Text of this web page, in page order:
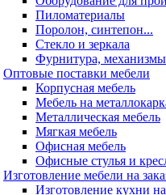
Пиломатериалы
Поролон, синтепон...
Стекло и зеркала
Фурнитура,
Оптовые поставки мебели
Корпусная мебель
Мебель на
Металлическая мебель
Мягкая мебель
Офисная мебель
Офисные стулья и
Изготовление мебели на
Изготовление кухни на